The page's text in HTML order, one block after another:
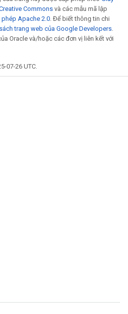
Commons và các mẫu mã lập
phép Apache 2.0 . Để biết thông tin chi
trang web của Google Developers
Oracle và/hoặc các đơn vị liên kết với
07-26 UTC.